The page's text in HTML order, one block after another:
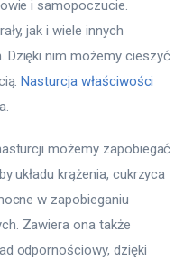
i samopoczucie.
jak i wiele innych
Dzięki nim możemy cieszyć
Nasturcja właściwości
możemy zapobiegać
układu krążenia, cukrzyca
w zapobieganiu
Zawiera ona także
odpornościowy, dzięki